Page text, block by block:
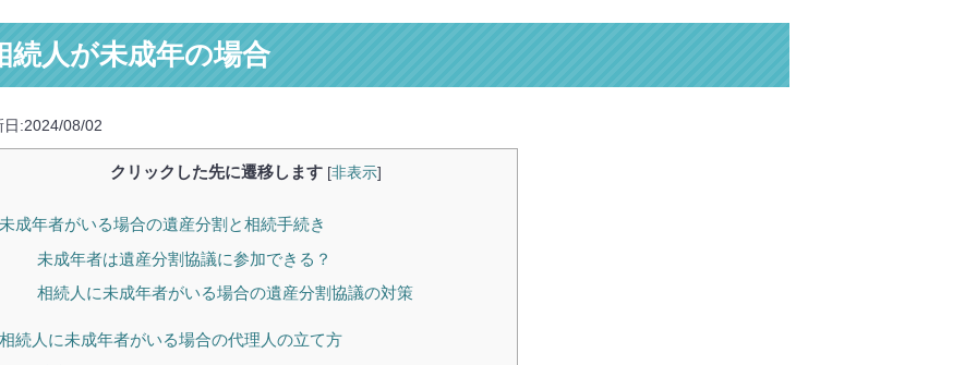
続人が未成年の場合
日:2024/08/02
クリックした先に遷移します [非表示]
未成年者がいる場合の遺産分割と相続手続き
未成年者は遺産分割協議に参加できる？
相続人に未成年者がいる場合の遺産分割協議の対策
相続人に未成年者がいる場合の代理人の立て方